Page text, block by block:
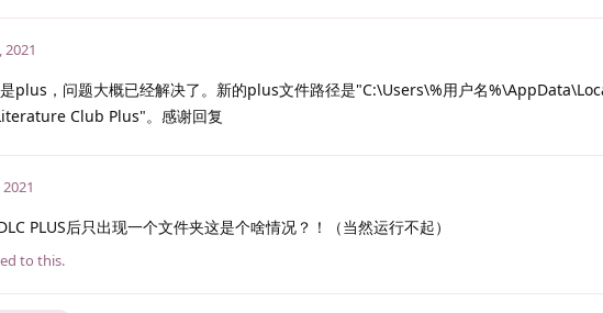
2021
是plus，问题大概已经解决了。新的plus文件路径是"C:\Users\%用户名
Club Plus"。感谢回复
2021
PLUS后只出现一个文件夹这是个啥情况？！（当然运行不起）
to this.